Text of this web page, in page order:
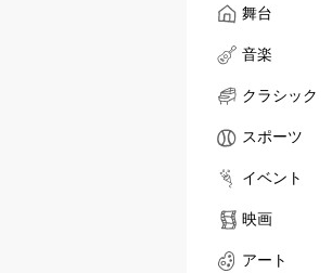
舞台
音楽
クラシック
スポーツ
イベント
映画
アート